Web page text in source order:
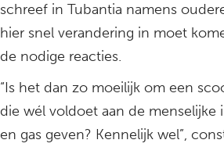
schreef in Tubantia namens
hier snel verandering in moet
de nodige reacties.
“Is het dan zo moeilijk om een
die wél voldoet aan de menselijke
en gas geven? Kennelijk wel”,